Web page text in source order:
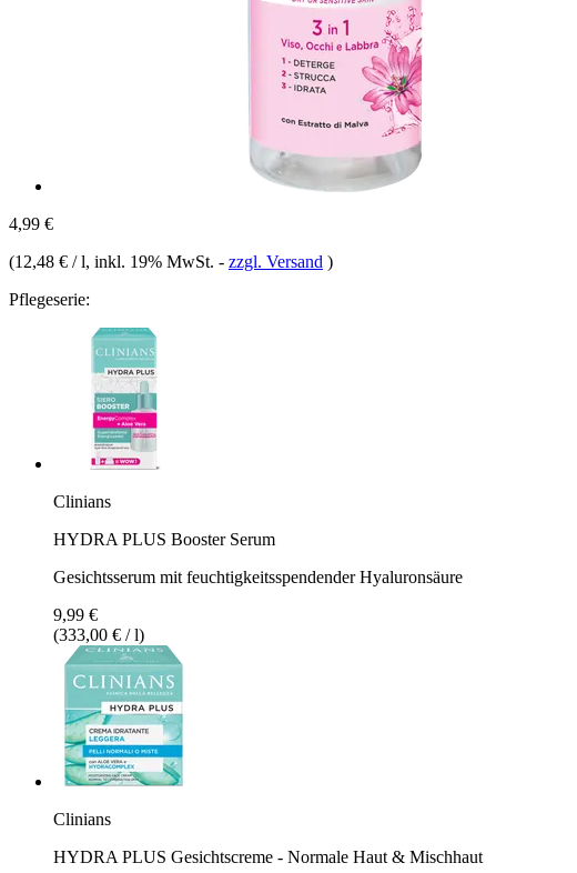
4,99 €
(12,48 € / l, inkl. 19% MwSt. - zzgl. Versand )
Pflegeserie:
Clinians
HYDRA PLUS Booster Serum
Gesichtsserum mit feuchtigkeitsspendender Hyaluronsäure
9,99 €
(333,00 € / l)
Clinians
HYDRA PLUS Gesichtscreme - Normale Haut & Mischhaut